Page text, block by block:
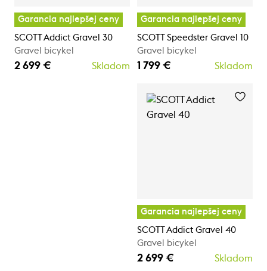
Garancia najlepšej ceny
SCOTT Addict Gravel 30
Gravel bicykel
2 699 € Skladom
Garancia najlepšej ceny
SCOTT Speedster Gravel 10
Gravel bicykel
1 799 € Skladom
Garancia najlepšej ceny
SCOTT Addict Gravel 40
Gravel bicykel
2 699 € Skladom